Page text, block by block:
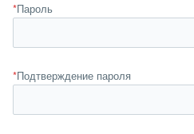
*Пароль
*Подтверждение пароля